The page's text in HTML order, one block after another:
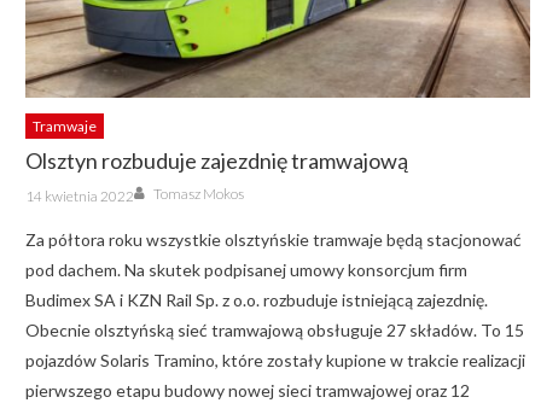
Tramwaje
Olsztyn rozbuduje zajezdnię tramwajową
Posted
on
14 kwietnia 2022 Author
Tomasz Mokos
Za półtora roku wszystkie olsztyńskie tramwaje będą stacjonować
pod dachem. Na skutek podpisanej umowy konsorcjum firm
Budimex SA i KZN Rail Sp. z o.o. rozbuduje istniejącą zajezdnię.
Obecnie olsztyńską sieć tramwajową obsługuje 27 składów. To 15
pojazdów Solaris Tramino, które zostały kupione w trakcie realizacji
pierwszego etapu budowy nowej sieci tramwajowej oraz 12